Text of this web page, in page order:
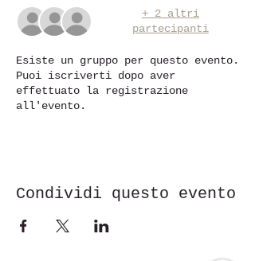
+ 2 altri
partecipanti
Esiste un gruppo per questo evento.
Puoi iscriverti dopo aver
effettuato la registrazione
all'evento.
Condividi questo evento